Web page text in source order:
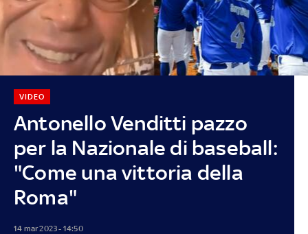
Antonello Venditti pazzo
per la Nazionale di baseball:
"Come una vittoria della
Roma"
VIDEO
14 mar 2023 - 14:50